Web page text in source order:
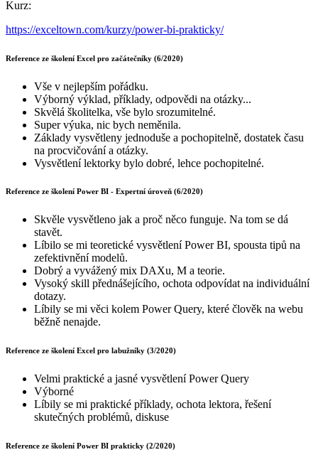
Kurz:
https://exceltown.com/kurzy/power-bi-prakticky/
Reference ze školení Excel pro začátečníky (6/2020)
Vše v nejlepším pořádku.
Výborný výklad, příklady, odpovědi na otázky...
Skvělá školitelka, vše bylo srozumitelné.
Super výuka, nic bych neměnila.
Základy vysvětleny jednoduše a pochopitelně, dostatek času
na procvičování a otázky.
Vysvětlení lektorky bylo dobré, lehce pochopitelné.
Reference ze školení Power BI - Expertní úroveň (6/2020)
Skvěle vysvětleno jak a proč něco funguje. Na tom se dá
stavět.
Líbilo se mi teoretické vysvětlení Power BI, spousta tipů na
zefektivnění modelů.
Dobrý a vyvážený mix DAXu, M a teorie.
Vysoký skill přednášejícího, ochota odpovídat na individuální
dotazy.
Líbily se mi věci kolem Power Query, které člověk na webu
běžně nenajde.
Reference ze školení Excel pro labužníky (3/2020)
Velmi praktické a jasné vysvětlení Power Query
Výborné
Líbily se mi praktické příklady, ochota lektora, řešení
skutečných problémů, diskuse
Reference ze školení Power BI prakticky (2/2020)